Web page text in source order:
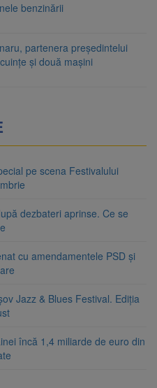
benzinării
partenera președintelui
și două mașini
pe scena Festivalului
dezbateri aprinse. Ce se
cu amendamentele PSD și
Jazz & Blues Festival. Ediția
încă 1,4 miliarde de euro din